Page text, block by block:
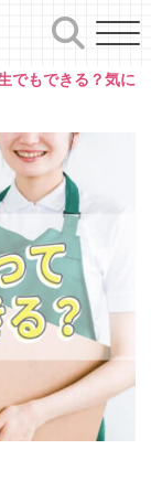
でもできる？気に